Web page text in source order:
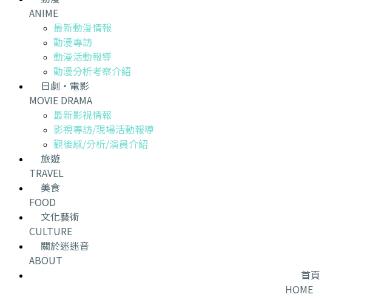
ANIME
最新動漫情報
動漫專訪
動漫活動報導
動漫分析考察介紹
日劇・電影
MOVIE DRAMA
最新影視情報
影視專訪/現場活動報導
觀後感/分析/演員介紹
旅遊
TRAVEL
美食
FOOD
文化藝術
CULTURE
關於迷迷音
ABOUT
首頁
HOME